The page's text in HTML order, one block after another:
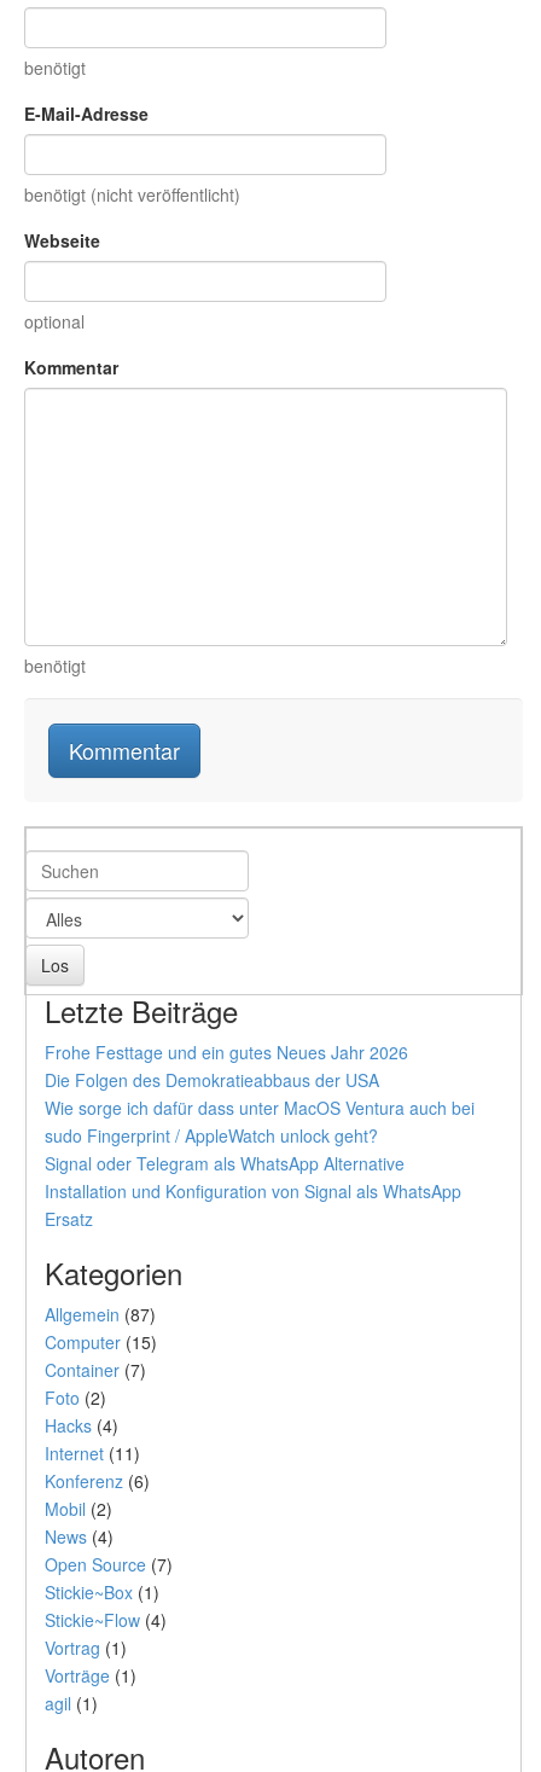
benötigt
E-Mail-Adresse
benötigt (nicht veröffentlicht)
Webseite
optional
Kommentar
benötigt
Letzte Beiträge
Frohe Festtage und ein gutes Neues Jahr 2026
Die Folgen des Demokratieabbaus der USA
Wie sorge ich dafür dass unter MacOS Ventura auch bei
sudo Fingerprint / AppleWatch unlock geht?
Signal oder Telegram als WhatsApp Alternative
Installation und Konfiguration von Signal als WhatsApp
Ersatz
Kategorien
Allgemein (87)
Computer (15)
Container (7)
Foto (2)
Hacks (4)
Internet (11)
Konferenz (6)
Mobil (2)
News (4)
Open Source (7)
Stickie~Box (1)
Stickie~Flow (4)
Vortrag (1)
Vorträge (1)
agil (1)
Autoren